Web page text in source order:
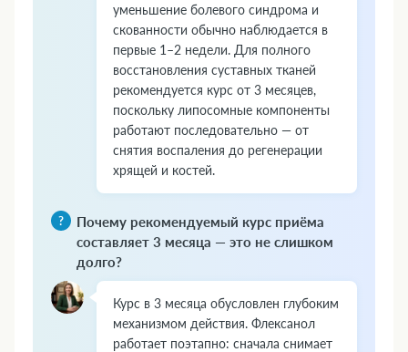
уменьшение болевого синдрома и
скованности обычно наблюдается в
первые 1–2 недели. Для полного
восстановления суставных тканей
рекомендуется курс от 3 месяцев,
поскольку липосомные компоненты
работают последовательно — от
снятия воспаления до регенерации
хрящей и костей.
Почему рекомендуемый курс приёма
составляет 3 месяца — это не слишком
долго?
Курс в 3 месяца обусловлен глубоким
механизмом действия. Флексанол
работает поэтапно: сначала снимает